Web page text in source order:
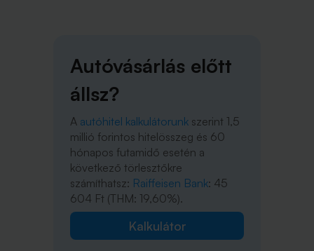
Autóvásárlás előtt
állsz?
A autóhitel kalkulátorunk szerint 1,5
millió forintos hitelösszeg és 60
hónapos futamidő esetén a
következő törlesztőkre
számíthatsz: Raiffeisen Bank: 45
604 Ft (THM: 19,60%).
Kalkulátor